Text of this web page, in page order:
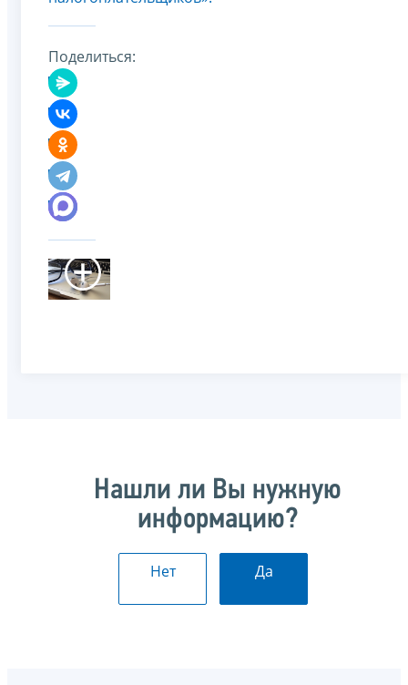
Поделиться:
Нашли ли Вы нужную
информацию?
Нет Да